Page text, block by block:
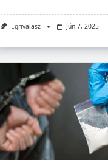
Egrivalasz Jún 7, 2025